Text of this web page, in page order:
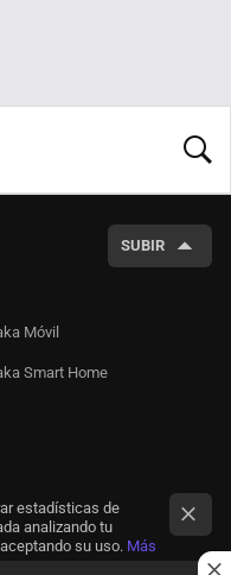
SUBIR
Móvil
Smart Home
estadísticas de
analizando tu
su uso. Más